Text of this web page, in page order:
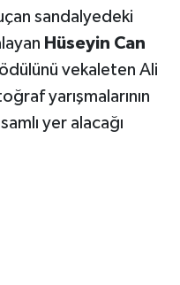
sandalyedeki
Hüseyin Can
vekaleten Ali
yarışmalarının
yer alacağı